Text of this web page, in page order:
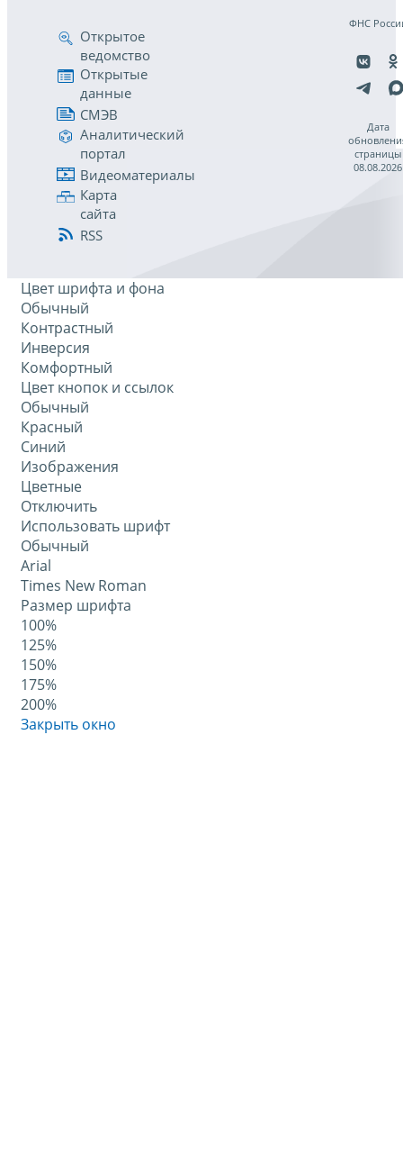
Открытое
ведомство
Открытые
данные
СМЭВ
Аналитический
портал
Видеоматериалы
Карта
сайта
RSS
ФНС
Дата
страницы
08.08.2026
Цвет шрифта и фона
Обычный
Контрастный
Инверсия
Комфортный
Цвет кнопок и ссылок
Обычный
Красный
Синий
Изображения
Цветные
Отключить
Использовать шрифт
Обычный
Arial
Times New Roman
Размер шрифта
100%
125%
150%
175%
200%
Закрыть окно